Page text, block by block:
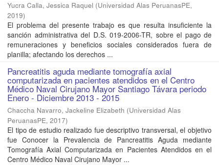
Yucra Calla, Jessica Raquel (Universidad Alas PeruanasPE,
2019)
El problema del presente trabajo es que resulta insuficiente la
sanción administrativa del D.S. 019-2006-TR, sobre el pago de
remuneraciones y beneficios sociales considerados fuera de
planilla; afectando los derechos ...
Pancreatitis aguda mediante tomografía axial
computarizada en pacientes atendidos en el Centro
Médico Naval Cirujano Mayor Santiago Távara periodo
Enero - Diciembre 2013 - 2015
Chaccha Navarro, Jackeline Elizabeth (Universidad Alas
PeruanasPE, 2017)
El tipo de estudio realizado fue descriptivo transversal, el objetivo
fue Conocer la Prevalencia de Pancreatitis Aguda mediante
Tomografía Axial Computarizada en Pacientes Atendidos en el
Centro Médico Naval Cirujano Mayor ...